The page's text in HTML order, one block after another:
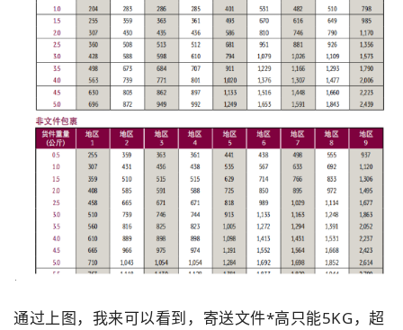
通过上图，我来可以看到，寄送文件*高只能5KG，超